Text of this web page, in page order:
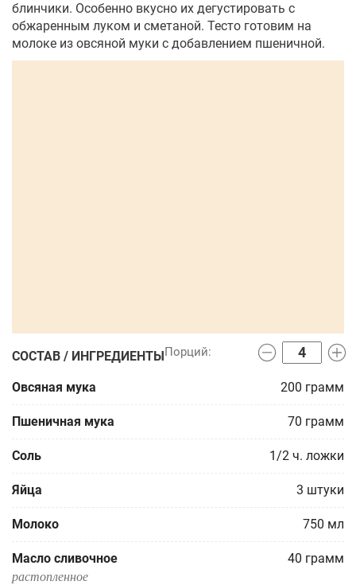
блинчики. Особенно вкусно их дегустировать с
обжаренным луком и сметаной. Тесто готовим на
молоке из овсяной муки с добавлением пшеничной.
СОСТАВ / ИНГРЕДИЕНТЫ
Овсяная мука 200 грамм
Пшеничная мука 70 грамм
Соль 1/2 ч. ложки
Яйца 3 штуки
Молоко 750 мл
Масло сливочное 40 грамм
растопленное